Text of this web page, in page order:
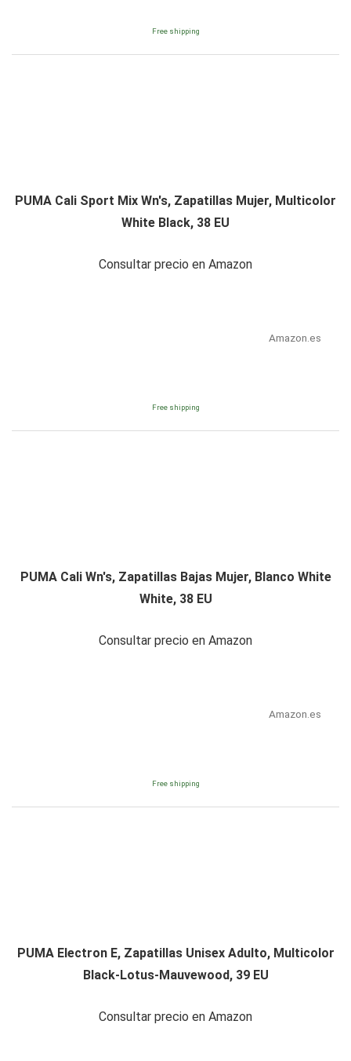
Free shipping
PUMA Cali Sport Mix Wn's, Zapatillas Mujer, Multicolor
White Black, 38 EU
Consultar precio en Amazon
Amazon.es
Free shipping
PUMA Cali Wn's, Zapatillas Bajas Mujer, Blanco White
White, 38 EU
Consultar precio en Amazon
Amazon.es
Free shipping
PUMA Electron E, Zapatillas Unisex Adulto, Multicolor
Black-Lotus-Mauvewood, 39 EU
Consultar precio en Amazon